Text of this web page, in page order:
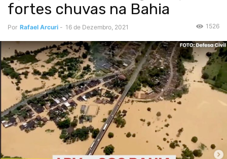
fortes chuvas na Bahia
Por Rafael Arcuri - 16 de Dezembro, 2021 1526